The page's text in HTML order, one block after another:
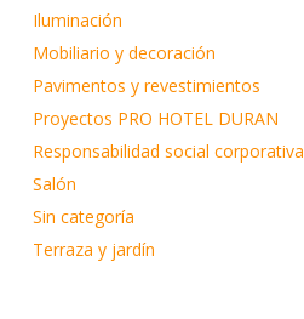
Iluminación
Mobiliario y decoración
Pavimentos y revestimientos
Proyectos PRO HOTEL DURAN
Responsabilidad social corporativa
Salón
Sin categoría
Terraza y jardín